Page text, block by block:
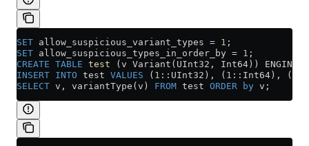
SET allow_suspicious_variant_types = 1 ;
SET allow_suspicious_types_in_order_by = 1 ;
CREATE TABLE test (v Variant(UInt32, Int64)) ENGINE
INSERT INTO test VALUES ( 1 ::UInt32), ( 1 ::Int64), (
SELECT v, variantType(v) FROM test ORDER by v;